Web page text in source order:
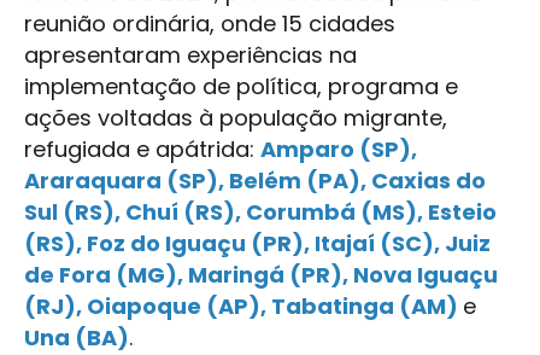
reunião ordinária, onde 15 cidades
apresentaram experiências na
implementação de política, programa e
ações voltadas à população migrante,
refugiada e apátrida: Amparo (SP),
Araraquara (SP), Belém (PA), Caxias do
Sul (RS), Chuí (RS), Corumbá (MS), Esteio
(RS), Foz do Iguaçu (PR), Itajaí (SC), Juiz
de Fora (MG), Maringá (PR), Nova Iguaçu
(RJ), Oiapoque (AP), Tabatinga (AM) e
Una (BA).